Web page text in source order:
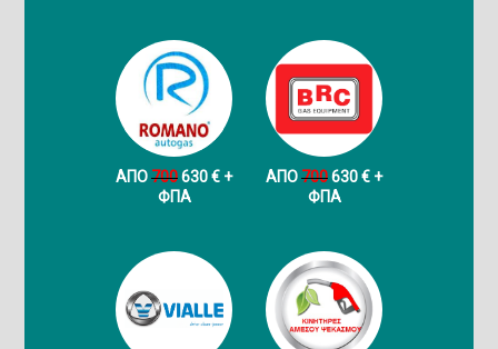
ΑΠΟ700630 € +
ФПА
ΑΠΟ700630 € +
ФПА